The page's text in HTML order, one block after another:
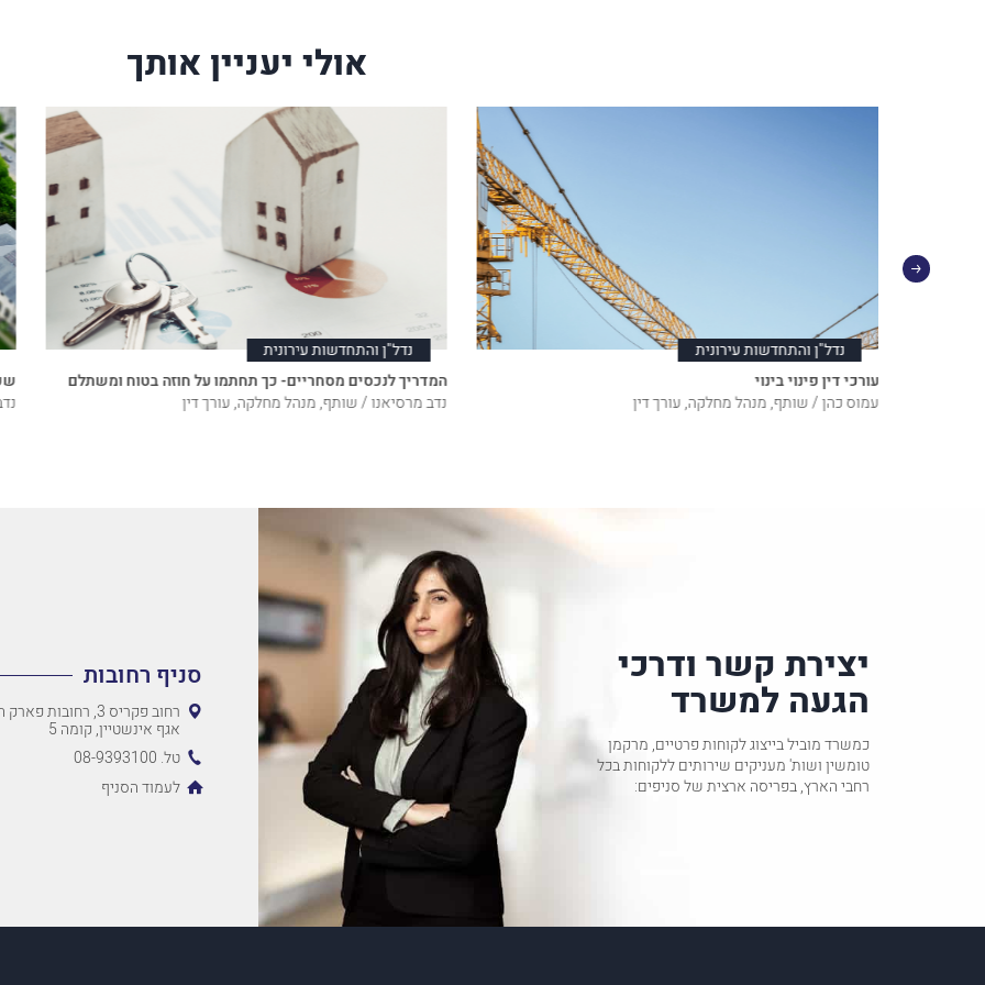
אולי יעניין אותך
נדל"ן והתחדשות עירונית
עורכי דין פינוי בינוי
עמוס כהן / שותף, מנהל מחלקה, עורך דין
נדל"ן והתחדשות עירונית
המדריך לנכסים מסחריים- כך תחתמו על חוזה בטוח ומשתלם
נדב מרסיאנו / שותף, מנהל מחלקה, עורך דין
יצירת קשר ודרכי
הגעה למשרד
כמשרד מוביל בייצוג לקוחות פרטיים, מרקמן
טומשין ושות' מעניקים שירותים ללקוחות בכל
רחבי הארץ, בפריסה ארצית של סניפים:
סניף רחובות
רחוב פקריס 3,
אגף אינשטיין, קומה 5
טל. 08-9393100
לעמוד הסניף